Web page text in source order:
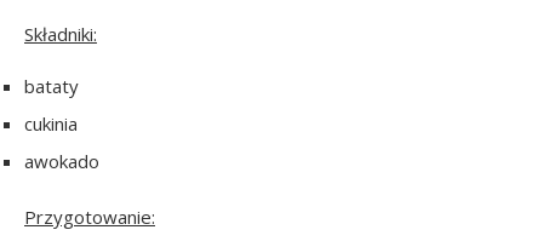
Składniki:
bataty
cukinia
awokado
Przygotowanie: